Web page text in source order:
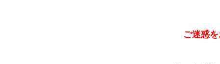
ご迷惑